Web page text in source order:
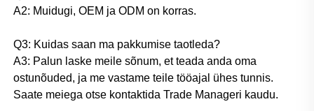
A2: Muidugi, OEM ja ODM on korras.
Q3: Kuidas saan ma pakkumise taotleda?
A3: Palun laske meile sõnum, et teada anda oma
ostunõuded, ja me vastame teile tööajal ühes tunnis.
Saate meiega otse kontaktida Trade Manageri kaudu.